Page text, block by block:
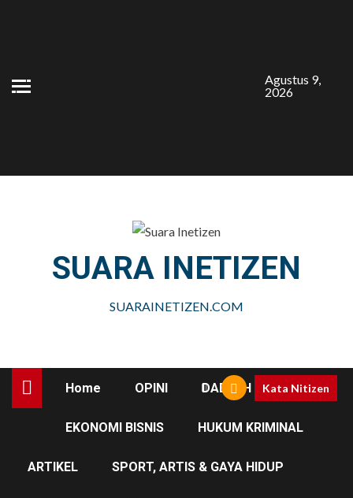
Agustus 9,
2026
SUARA INETIZEN
SUARAINETIZEN.COM
Home OPINI DAERAH
EKONOMI BISNIS HUKUM KRIMINAL
ARTIKEL SPORT, ARTIS & GAYA HIDUP
Kata Nitizen